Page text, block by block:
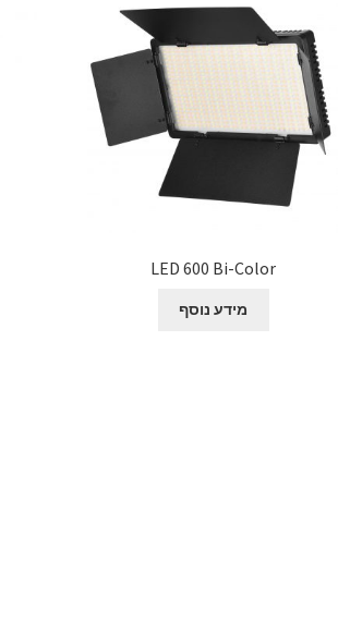
LED 600 Bi-Color
מידע נוסף